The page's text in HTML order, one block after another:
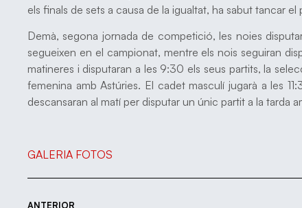
els finals de sets a causa de la igualtat, ha sabut tancar
Demà, segona jornada de competició, les noies
segueixen en el campionat, mentre els nois seguiran
matineres i disputaran a les 9:30 els seus partits, la
femenina amb Astúries. El cadet masculí jugarà a les
descansaran al matí per disputar un únic partit a la tarda
GALERIA FOTOS
ANTERIOR